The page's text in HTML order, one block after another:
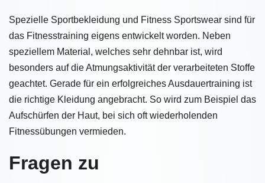
Spezielle Sportbekleidung und Fitness Sportswear sind für
das Fitnesstraining eigens entwickelt worden. Neben
speziellem Material, welches sehr dehnbar ist, wird
besonders auf die Atmungsaktivität der verarbeiteten Stoffe
geachtet. Gerade für ein erfolgreiches Ausdauertraining ist
die richtige Kleidung angebracht. So wird zum Beispiel das
Aufschürfen der Haut, bei sich oft wiederholenden
Fitnessübungen vermieden.
Fragen zu